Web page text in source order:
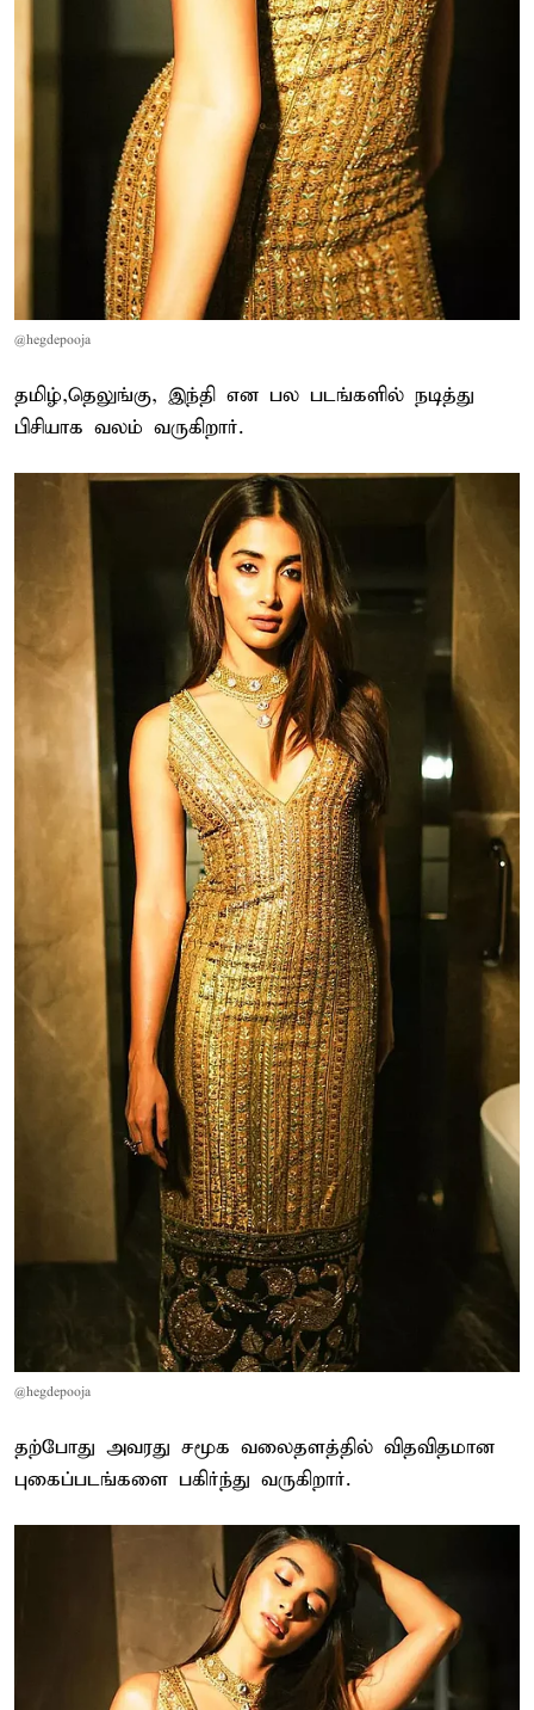
@hegdepooja
தமிழ்,தெலுங்கு, இந்தி என பல படங்களில் நடித்து
பிசியாக வலம் வருகிறார்.
@hegdepooja
தற்போது அவரது சமூக வலைதளத்தில் விதவிதமான
புகைப்படங்களை பகிர்ந்து வருகிறார்.